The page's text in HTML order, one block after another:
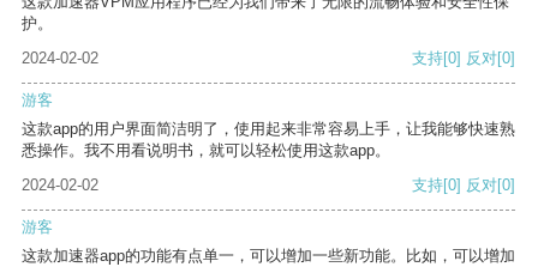
护。
2024-02-02
支持[0] 反对[0]
游客
这款app的用户界面简洁明了，使用起来非常容易上手，让我能够快速熟
悉操作。我不用看说明书，就可以轻松使用这款app。
2024-02-02
支持[0] 反对[0]
游客
这款加速器app的功能有点单一，可以增加一些新功能。比如，可以增加